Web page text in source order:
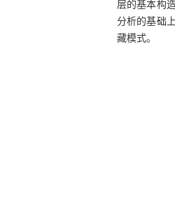
层的基本构
分析的基础
藏模式。